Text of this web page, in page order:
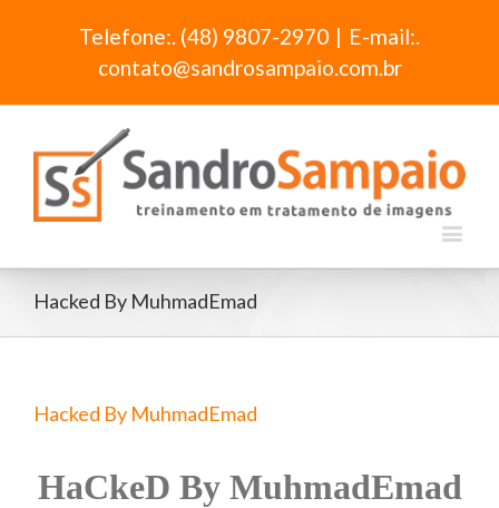
Telefone:. (48) 9807-2970 | E-mail:.
contato@sandrosampaio.com.br
Hacked By MuhmadEmad
Hacked By MuhmadEmad
HaCkeD By MuhmadEmad